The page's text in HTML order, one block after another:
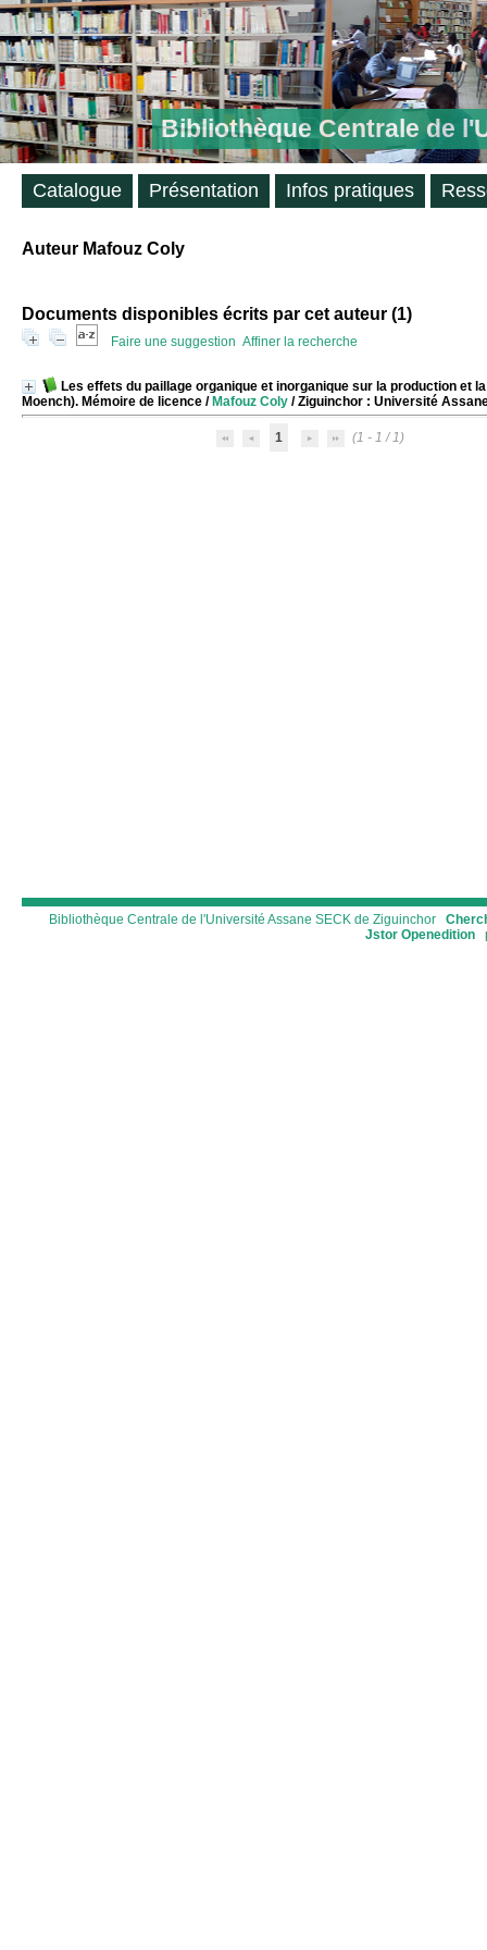
Bibliothèque Centrale de
Auteur Mafouz Coly
Documents disponibles écrits par cet auteur (1)
Faire une suggestion Affiner la recherche
Les effets du paillage organique et inorganique sur la production et
Moench). Mémoire de licence / Mafouz Coly / Ziguinchor : Université
1 (1 - 1 / 1)
Bibliothèque Centrale de l'Université Assane SECK de Ziguinchor
Jstor Openedition
Catalogue Présentation Infos pratiques